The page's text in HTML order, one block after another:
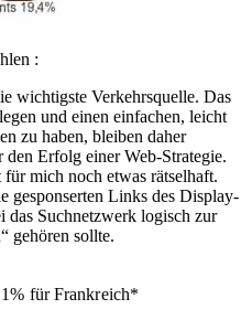
:
wichtigste Verkehrsquelle. Das
und einen einfachen, leicht
zu haben, bleiben daher
den Erfolg einer Web-Strategie.
mich noch etwas rätselhaft.
gesponserten Links des Display-
das Suchnetzwerk logisch zur
gehören sollte.
für Frankreich*